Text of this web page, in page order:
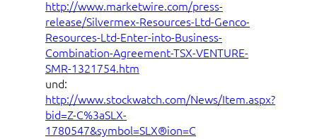
http://www.marketwire.com/press-
release/Silvermex-Resources-Ltd-Genco-
Resources-Ltd-Enter-into-Business-
Combination-Agreement-TSX-VENTURE-
SMR-1321754.htm
und:
http://www.stockwatch.com/News/Item.aspx?
bid=Z-C%3aSLX-
1780547&symbol=SLX®ion=C